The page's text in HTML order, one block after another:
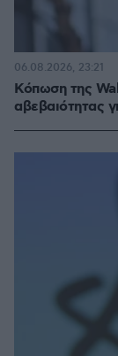
Κόπωση της
αβεβαιότητας
06.08.2026, 23:21